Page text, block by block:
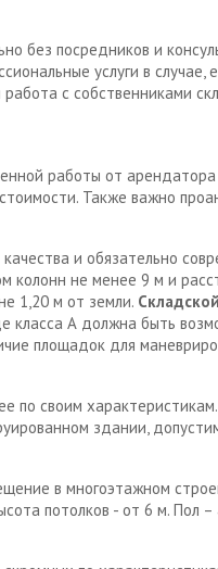
без посредников и
услуги в
с собственниками
работы от
Также важно
качества и обязательно
колонн не менее 9 м и
1,20 м от земли.
класса А должна быть
площадок для
по своим
здании,
в многоэтажном
потолков - от 6 м. Пол